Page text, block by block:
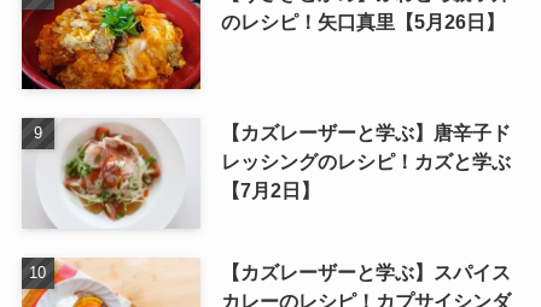
のレシピ！矢口真里【5月26日】
【カズレーザーと学ぶ】唐辛子ド
レッシングのレシピ！カズと学ぶ
【7月2日】
【カズレーザーと学ぶ】スパイス
カレーのレシピ！カプサイシンダ